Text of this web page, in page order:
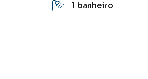
1 banheiro